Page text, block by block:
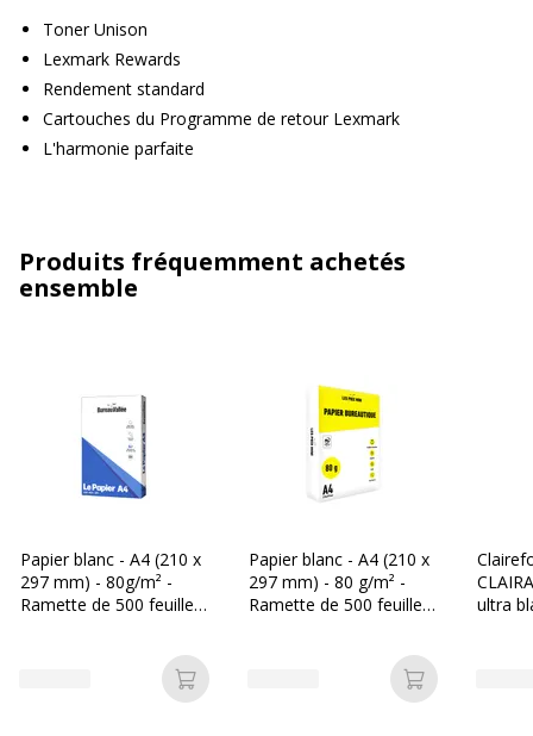
Toner Unison
Lexmark Rewards
Rendement standard
Cartouches du Programme de retour Lexmark
L'harmonie parfaite
Produits fréquemment achetés
ensemble
Papier blanc - A4 (210 x
297 mm) - 80g/m² -
Ramette de 500 feuilles
Ajouter au panier
Papier blanc - A4 (210 x
297 mm) - 80 g/m² -
Ramette de 500 feuilles
Ajouter au
ultra